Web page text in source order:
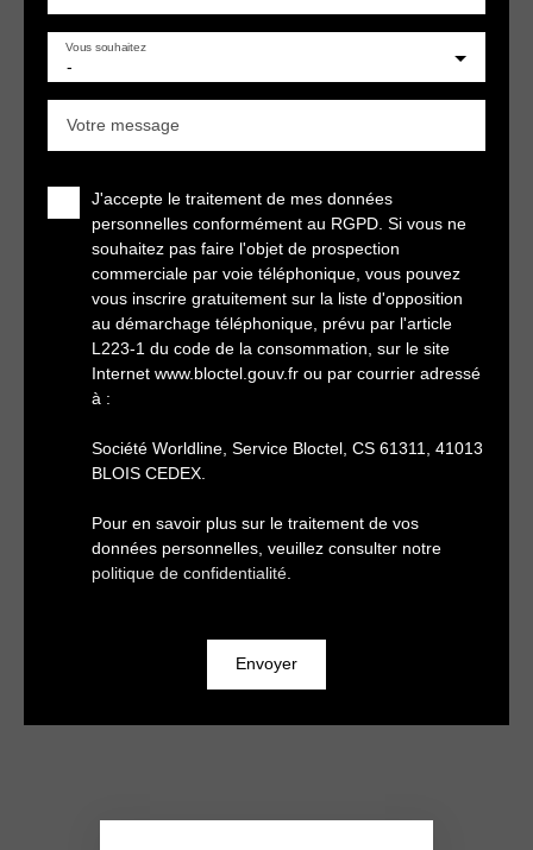
-
Vous souhaitez
Votre message
J'accepte le traitement de mes données
personnelles conformément au RGPD. Si vous ne
souhaitez pas faire l'objet de prospection
commerciale par voie téléphonique, vous pouvez
vous inscrire gratuitement sur la liste d'opposition
au démarchage téléphonique, prévu par l'article
L223-1 du code de la consommation, sur le site
Internet www.bloctel.gouv.fr ou par courrier adressé
à :
Société Worldline, Service Bloctel, CS 61311, 41013
BLOIS CEDEX.
Pour en savoir plus sur le traitement de vos
données personnelles, veuillez consulter notre
politique de confidentialité
Envoyer